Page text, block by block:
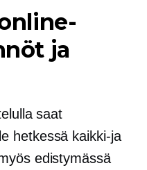
ja
saat
hetkessä kaikki-ja
edistymässä